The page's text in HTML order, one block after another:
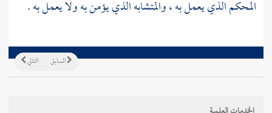
المحكم الذي يعمل به ، والمتشابه الذي يؤمن به ولا يعمل به .
التالي السابق